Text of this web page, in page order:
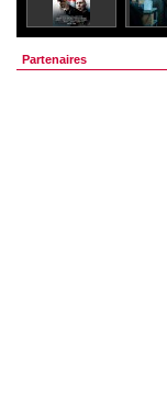
Partenaires